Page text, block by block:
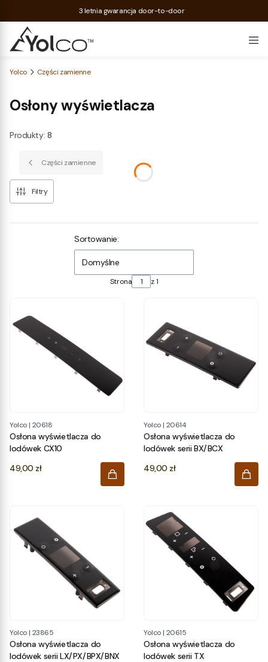
3 letnia gwarancja door-to-door
Yolco Części zamienne
Osłony wyświetlacza
Produkty: 8
Części zamienne
Filtry
Lista produktówSortowanie:
Domyślne
Strona z 1
Yolco | 20618
Osłona wyświetlacza do
lodówek CX10
Cena
49,00 zł
Yolco | 20614
Osłona wyświetlacza do
lodówek serii BX/BCX
Cena
49,00 zł
Yolco | 23865
Osłona wyświetlacza do
lodówek serii LX/PX/BPX/BNX
Yolco | 20615
Osłona wyświetlacza do
lodówek serii TX